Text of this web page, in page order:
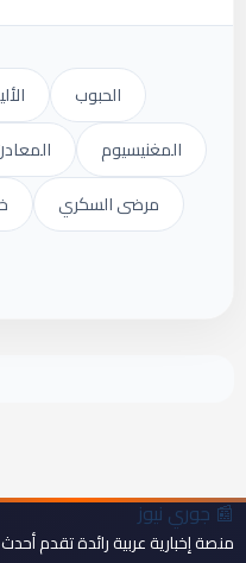
الحبوب
المغنيسيوم
مرضى السكري
📰جوري نيوز
منصة إخبارية عربية رائدة تقدم